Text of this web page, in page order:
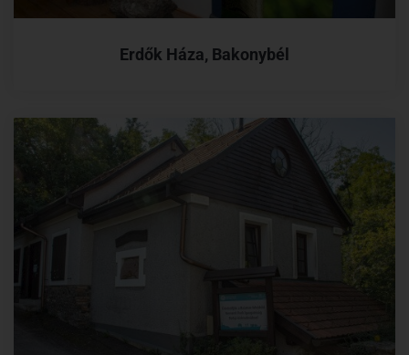
Erdők Háza, Bakonybél